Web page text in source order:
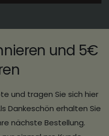
und 5€
und tragen Sie sich hier
Dankeschön erhalten Sie
nächste Bestellung.